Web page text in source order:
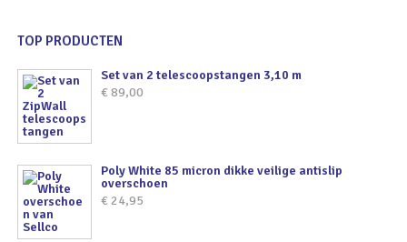
TOP PRODUCTEN
Set van 2 telescoopstangen 3,10 m
€ 89,00
Poly White 85 micron dikke veilige antislip
overschoen
€ 24,95